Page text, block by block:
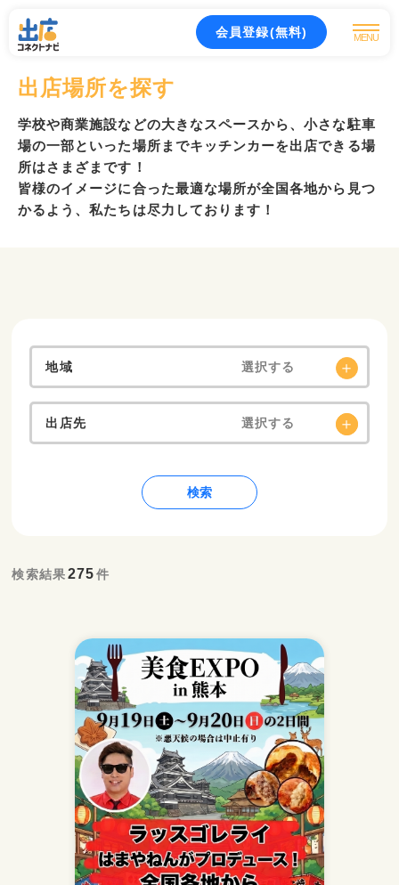
会員登録(無料) MENU
出店場所を探す
学校や商業施設などの大きなスペースから、小さな駐車
場の一部といった場所までキッチンカーを出店できる場
所はさまざまです！
皆様のイメージに合った最適な場所が全国各地から見つ
かるよう、私たちは尽力しております！
地域 選択する
出店先 選択する
検索
検索結果275件